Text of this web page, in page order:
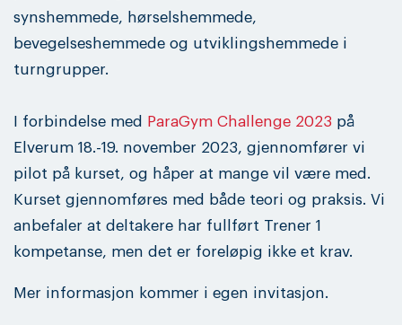
synshemmede, hørselshemmede,
bevegelseshemmede og utviklingshemmede i
turngrupper.
I forbindelse med ParaGym Challenge 2023 på
Elverum 18.-19. november 2023, gjennomfører vi
pilot på kurset, og håper at mange vil være med.
Kurset gjennomføres med både teori og praksis. Vi
anbefaler at deltakere har fullført Trener 1
kompetanse, men det er foreløpig ikke et krav.
Mer informasjon kommer i egen invitasjon.